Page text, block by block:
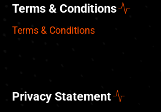
Terms & Conditions
Terms & Conditions
Privacy Statement